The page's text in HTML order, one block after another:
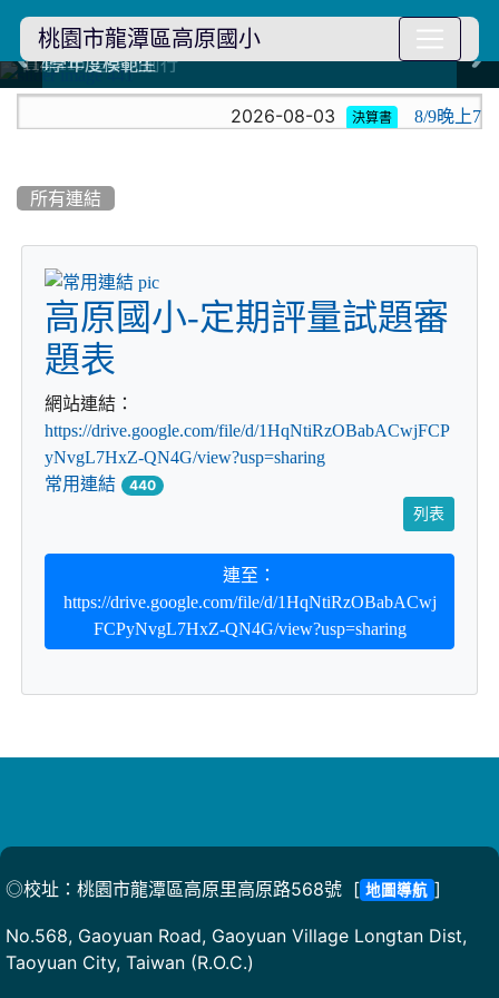
桃園市龍潭區高原國小
114學年度模範生
114學年度模範生
高原110 追夢向前行
高原110 追夢向前行
橄欖樹群
橄欖樹群
:::
2026-08-03 決算書 8/9晚上7
所有連結
title:常用連結
高原國小-定期評量試題審
題表
網站連結：
https://drive.google.com/file/d/1HqNtiRzOBabACwjFCP
yNvgL7HxZ-QN4G/view?usp=sharing
常用連結
440
列表
連至：
https://drive.google.com/file/d/1HqNtiRzOBabACwj
FCPyNvgL7HxZ-QN4G/view?usp=sharing
◎校址：桃園市龍潭區高原里高原路568號 [ 地圖導航 ]
No.568, Gaoyuan Road, Gaoyuan Village Longtan Dist,
Taoyuan City, Taiwan (R.O.C.)